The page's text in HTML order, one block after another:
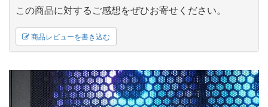
この商品に対するご感想をぜひお寄せください。
商品レビューを書き込む